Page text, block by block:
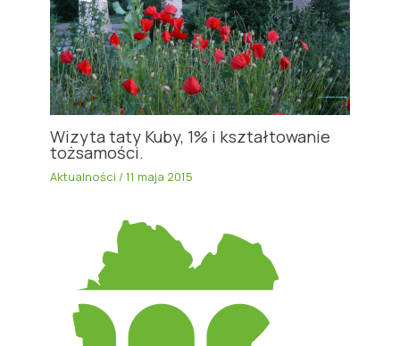
Wizyta taty Kuby, 1% i kształtowanie
tożsamości.
Aktualności /11 maja 2015